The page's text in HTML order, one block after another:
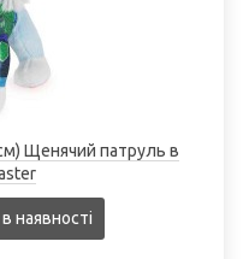
Щенячий патруль в
наявності